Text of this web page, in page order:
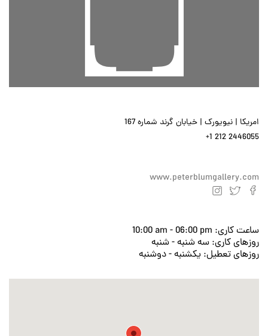
امریکا | نیویورک | خیابان گرند شماره 167
+1 212 2446055
www.peterblumgallery.com
ساعت کاری: 10:00 am - 06:00 pm
روزهای کاری: سه شنبه - شنبه
روزهای تعطیل: يكشنبه - دوشنبه